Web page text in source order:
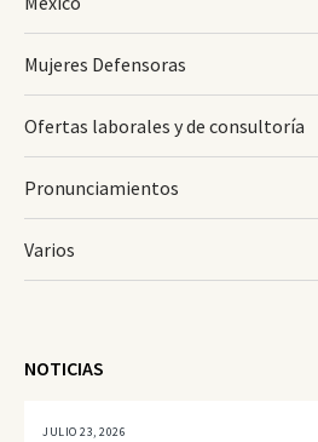
Mujeres Defensoras
Ofertas laborales y de consultoría
Pronunciamientos
Varios
NOTICIAS
JULIO 23, 2026